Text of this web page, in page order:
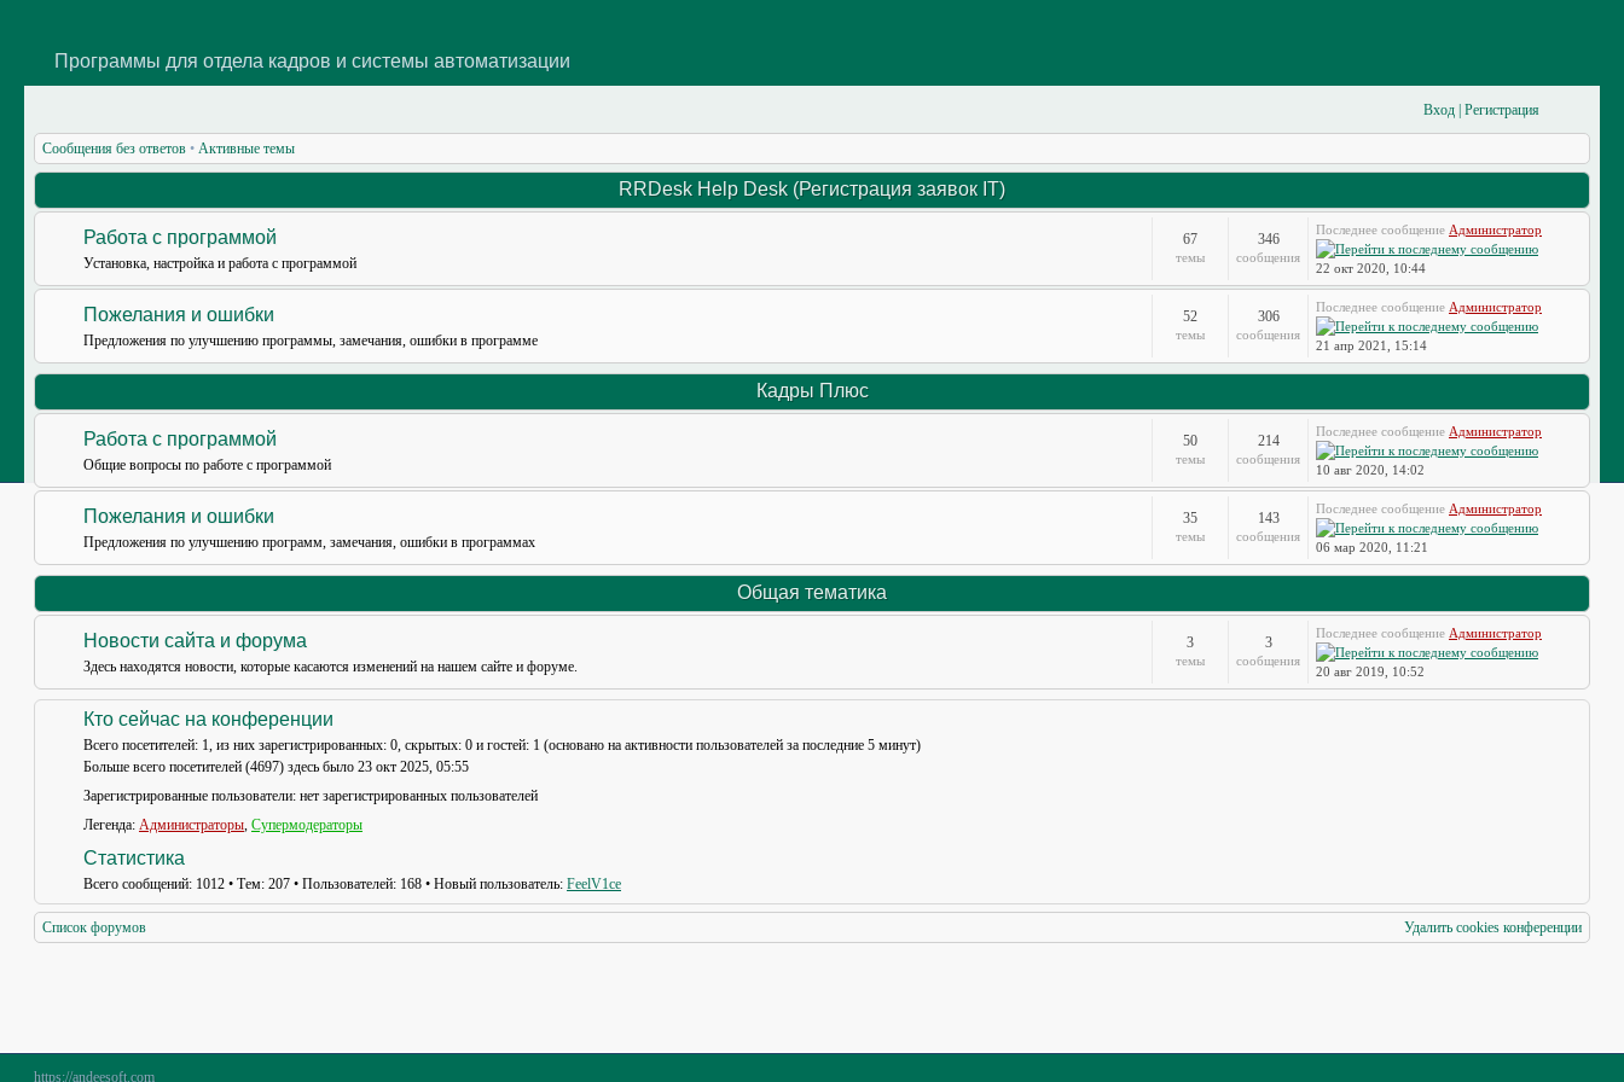
Программы для отдела кадров и системы автоматизации
Вход Регистрация
Сообщения без ответов • Активные темы
RRDesk Help Desk (Регистрация заявок IT)
Работа с программой
Установка, настройка и работа с программой
67
темы
346
сообщения
Последнее сообщение Администратор
22 окт 2020, 10:44
Пожелания и ошибки
Предложения по улучшению программы, замечания, ошибки в программе
52
темы
306
сообщения
Последнее сообщение Администратор
21 апр 2021, 15:14
Кадры Плюс
Работа с программой
Общие вопросы по работе с программой
50
темы
214
сообщения
Последнее сообщение Администратор
10 авг 2020, 14:02
Пожелания и ошибки
Предложения по улучшению программ, замечания, ошибки в программах
35
темы
143
сообщения
Последнее сообщение Администратор
06 мар 2020, 11:21
Общая тематика
Новости сайта и форума
Здесь находятся новости, которые касаются изменений на нашем сайте и форуме.
3
темы
3
сообщения
Последнее сообщение Администратор
20 авг 2019, 10:52
Кто сейчас на конференции
Всего посетителей: 1, из них зарегистрированных: 0, скрытых: 0 и гостей: 1 (основано на активности пользователей за последние 5 минут)
Больше всего посетителей (4697) здесь было 23 окт 2025, 05:55
Зарегистрированные пользователи: нет зарегистрированных пользователей
Легенда: Администраторы, Супермодераторы
Статистика
Всего сообщений: 1012 • Тем: 207 • Пользователей: 168 • Новый пользователь: FeelV1ce
Список форумов Удалить cookies конференции
https://andeesoft.com